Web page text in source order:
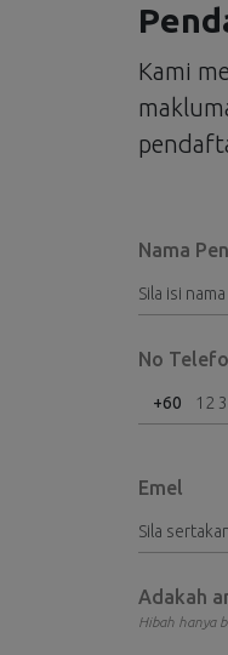
Kami
Nama
No
+60
Emel
Adakah
Hibah hanya